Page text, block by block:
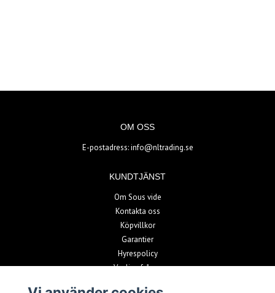
OM OSS
E-postadress:info@nltrading.se
KUNDTJÄNST
Om Sous vide
Kontakta oss
Köpvillkor
Garantier
Hyrespolicy
Vanliga frågor